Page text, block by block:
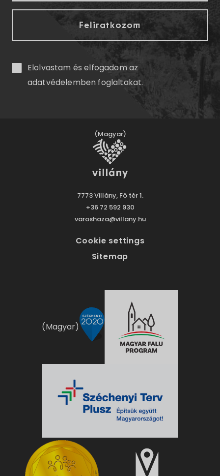
Elolvastam és elfogadom az
adatvédelemben foglaltakat.
(Magyar)
7773 Villány, Fő tér 1.
+36 72 592 930
varoshaza@villany.hu
Cookie settings
Sitemap
(Magyar)